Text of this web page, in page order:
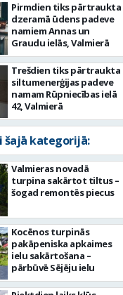
Pirmdien tiks pārtraukta
dzeramā ūdens padeve
namiem Annas un
Graudu ielās, Valmierā
Trešdien tiks pārtraukta
siltumenerģijas padeve
namam Rūpniecības ielā
42, Valmierā
šajā kategorijā:
Valmieras novadā
turpina sakārtot tiltus –
šogad remontēs piecus
Kocēnos turpinās
pakāpeniska apkaimes
ielu sakārtošana –
pārbūvē Sējēju ielu